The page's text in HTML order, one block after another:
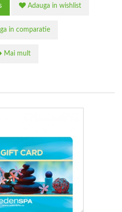
Adauga in wishlist
in comparatie
Mai mult